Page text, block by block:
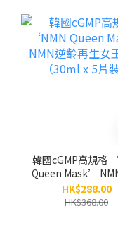
韓國cGMP高規格
Queen Mask’
再生女王面膜（
片裝）
HK$288.00
HK$368.00